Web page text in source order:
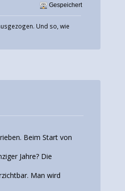
Gespeichert
Und so, wie
Beim Start von
Jahre? Die
Man wird